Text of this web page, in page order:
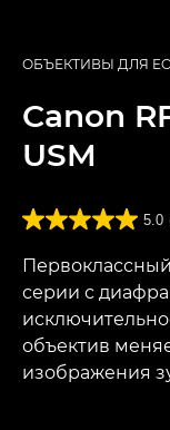
ОБЪЕКТИВЫ ДЛЯ
Canon
USM
5.0
серии с
объектив
изображения